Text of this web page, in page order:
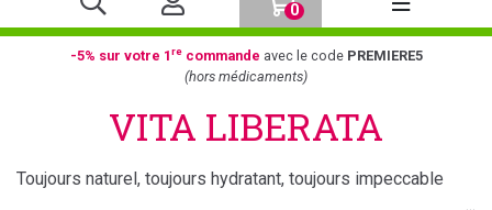
0
Afficher la
-5% sur votre 1recommande avec le code PREMIERE5
(hors médicaments)
VITA LIBERATA
Toujours naturel, toujours hydratant, toujours impeccable